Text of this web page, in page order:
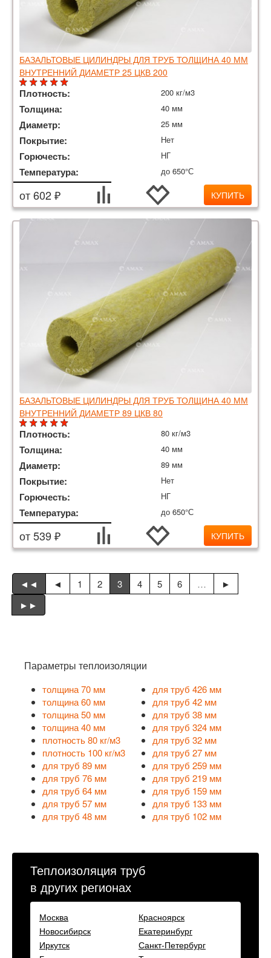
БАЗАЛЬТОВЫЕ ЦИЛИНДРЫ ДЛЯ ТРУБ ТОЛЩИНА 40 ММ
ВНУТРЕННИЙ ДИАМЕТР 25 ЦКВ 200
Плотность: 200 кг/м3
Толщина: 40 мм
Диаметр: 25 мм
Покрытие: Нет
Горючесть: НГ
Температура: до 650°С
от 602 ₽ КУПИТЬ
БАЗАЛЬТОВЫЕ ЦИЛИНДРЫ ДЛЯ ТРУБ ТОЛЩИНА 40 ММ
ВНУТРЕННИЙ ДИАМЕТР 89 ЦКВ 80
Плотность: 80 кг/м3
Толщина: 40 мм
Диаметр: 89 мм
Покрытие: Нет
Горючесть: НГ
Температура: до 650°С
от 539 ₽ КУПИТЬ
◄◄ ◄ 1 2 3 4 5 6 …
►
►►
Параметры теплоизоляции
толщина 70 мм
толщина 60 мм
толщина 50 мм
толщина 40 мм
плотность 80 кг/м3
плотность 100 кг/м3
для труб 89 мм
для труб 76 мм
для труб 64 мм
для труб 57 мм
для труб 48 мм
для труб 426 мм
для труб 42 мм
для труб 38 мм
для труб 324 мм
для труб 32 мм
для труб 27 мм
для труб 259 мм
для труб 219 мм
для труб 159 мм
для труб 133 мм
для труб 102 мм
Теплоизоляция труб
в других регионах
Москва
Красноярск
Новосибирск
Екатеринбург
Иркутск
Санкт-Петербург